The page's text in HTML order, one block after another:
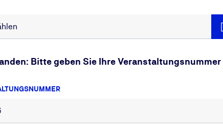
Bitte geben Sie Ihre Veranstaltungsnummer